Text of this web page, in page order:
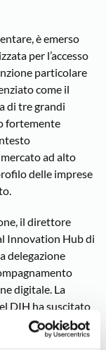
è emerso
per l’accesso
particolare
come il
di tre grandi
fortemente
ad alto
delle imprese
il direttore
Innovation Hub di
delegazione
digitale. La
DIH ha suscitato
il valore